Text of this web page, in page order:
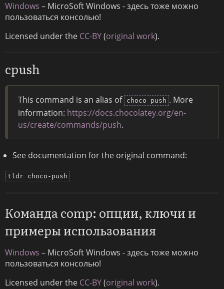
Windows – MicroSoft Windows - здесь тоже можно
пользоваться консолью!
Licensed under the CC-BY(original work).
cpush
This command is an alias of choco push . More
information: https://docs.chocolatey.org/en-
us/create/commands/push.
See documentation for the original command:
tldr choco-push
Команда comp: опции, ключи и
примеры использования
Windows – MicroSoft Windows - здесь тоже можно
пользоваться консолью!
Licensed under the CC-BY(original work).